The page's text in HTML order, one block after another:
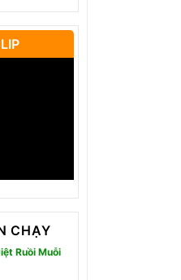
CHẠY
Ruồi Muỗi